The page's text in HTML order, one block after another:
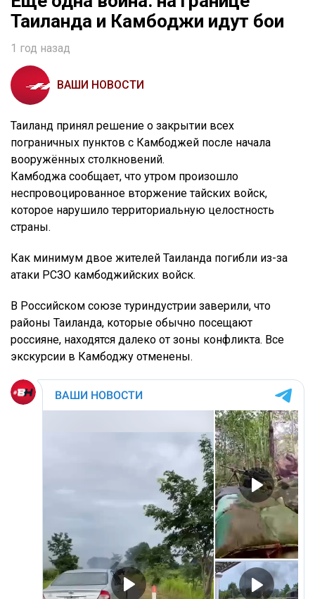
Таиланда и Камбоджи идут бои
1 год назад
ВАШИ НОВОСТИ
Таиланд принял решение о закрытии всех
пограничных пунктов с Камбоджей после начала
вооружённых столкновений.
Камбоджа сообщает, что утром произошло
неспровоцированное вторжение тайских войск,
которое нарушило территориальную целостность
страны.
Как минимум двое жителей Таиланда погибли из-за
атаки РСЗО камбоджийских войск.
В Российском союзе туриндустрии заверили, что
районы Таиланда, которые обычно посещают
россияне, находятся далеко от зоны конфликта. Все
экскурсии в Камбоджу отменены.